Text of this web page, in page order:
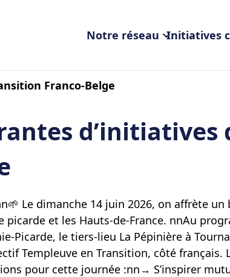
Notre réseau Initiatives
Franco-Belge
Le dimanche 14 juin 2026, on affrète
et les Hauts-de-France. nnAu
Picarde, le tiers-lieu La Pépinière à
Templeuve en Transition, côté
pour cette journée :nn→ S’inspirer